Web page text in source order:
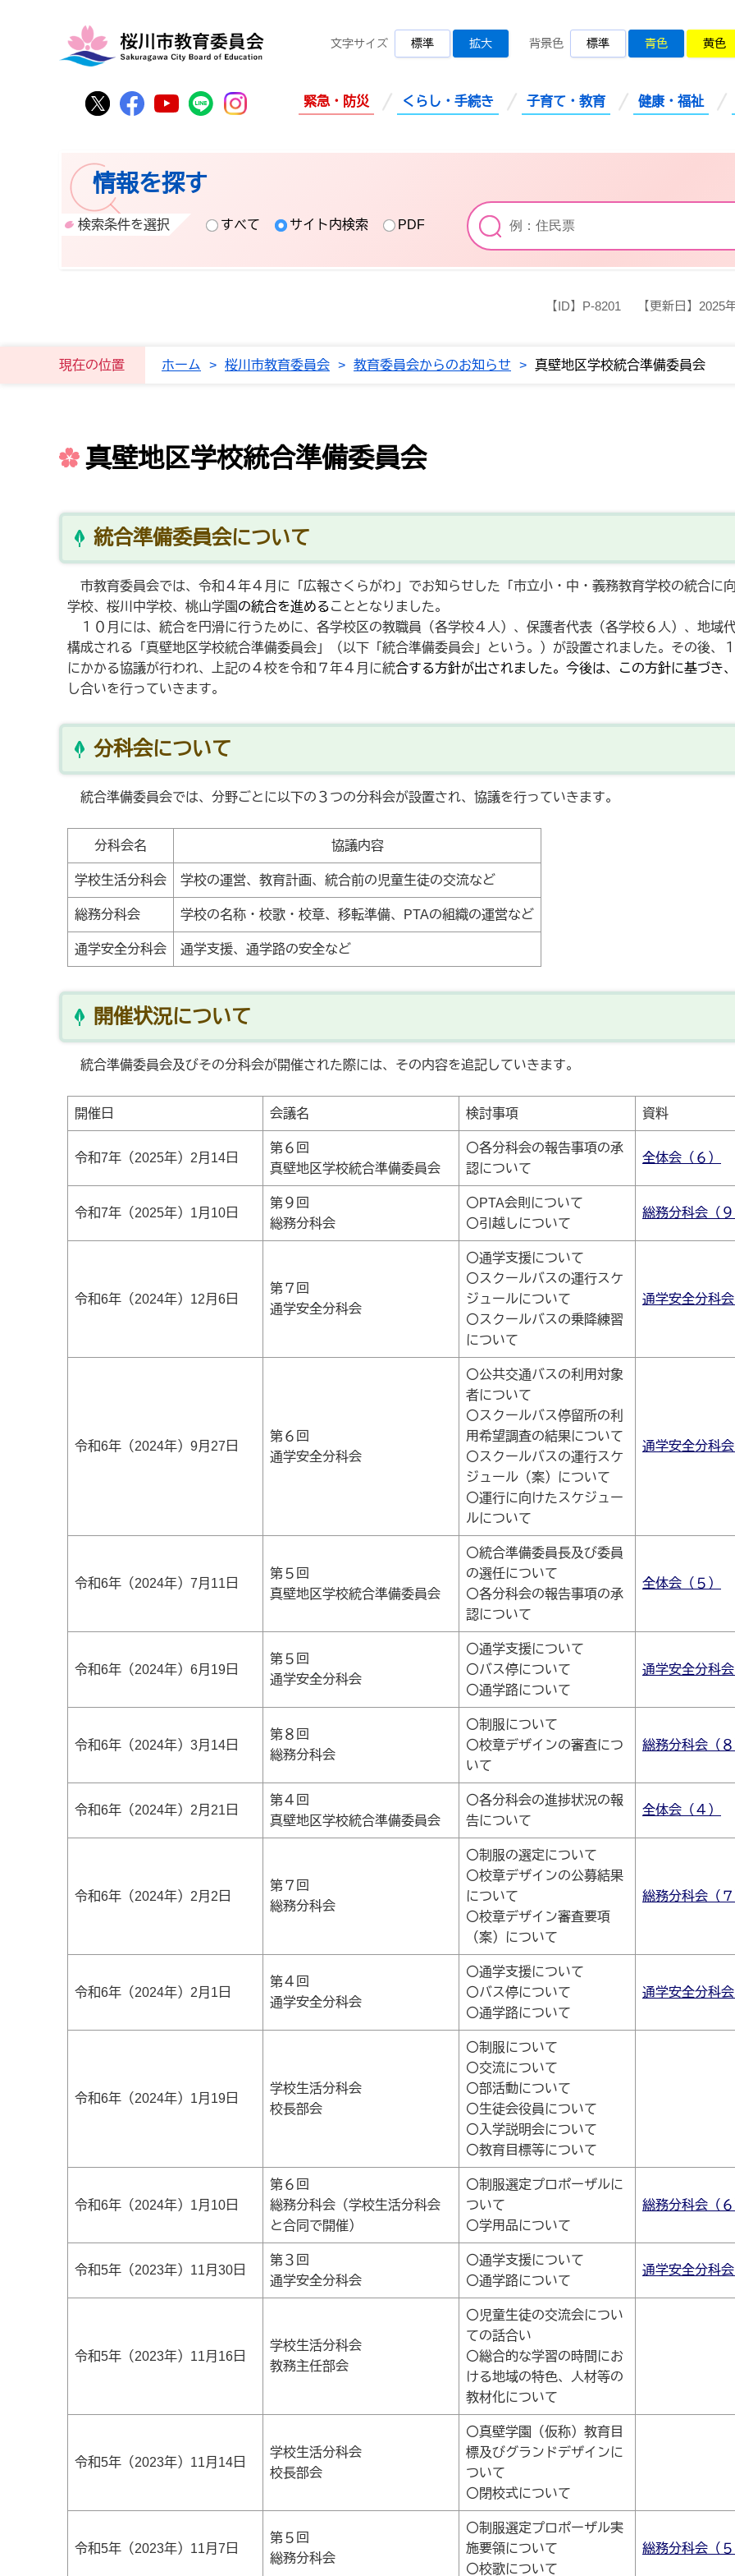
桜川市公式Twitter
桜川市公式Facebook
桜川市公式YouTube
桜川市公式LINE
Instagram
文字サイズ 標準 拡大 背景色 標準 青色 黄色
緊急・防災 くらし・手続き 子育て・教育 健康・福祉
情報を探す
検索条件を選択 すべて サイト内検索 PDF
【ID】 P-8201 【更新日】 2025
現在の位置 ホーム > 桜川市教育委員会 > 教育委員会からのお知らせ > 真壁地区学校統合準備委員会
真壁地区学校統合準備委員会
統合準備委員会について
市教育委員会では、令和４年４月に「広報さくらがわ」でお知らせした「市立小・中・義務教育学校の統合に
学校、桜川中学校、桃山学園の統合を進めることとなりました。
１０月には、統合を円滑に行うために、各学校区の教職員（各学校４人）、保護者代表（各学校６人）、地域
構成される「真壁地区学校統合準備委員会」（以下「統合準備委員会」という。）が設置されました。その後、
にかかる協議が行われ、上記の４校を令和７年４月に統合する方針が出されました。今後は、この方針に基づき
し合いを行っていきます。
分科会について
統合準備委員会では、分野ごとに以下の３つの分科会が設置され、協議を行っていきます。
分科会名 協議内容
学校生活分科会 学校の運営、教育計画、統合前の児童生徒の交流など
総務分科会 学校の名称・校歌・校章、移転準備、PTAの組織の運営など
通学安全分科会 通学支援、通学路の安全など
開催状況について
統合準備委員会及びその分科会が開催された際には、その内容を追記していきます。
開催日 会議名 検討事項 資料
令和7年（2025年）2月14日
第６回
真壁地区学校統合準備委員会
〇各分科会の報告事項の承
認について
全体会（６）
令和7年（2025年）1月10日
第９回
総務分科会
〇PTA会則について
〇引越しについて
総務分科会（９
令和6年（2024年）12月6日
第７回
通学安全分科会
〇通学支援について
〇スクールバスの運行スケ
ジュールについて
〇スクールバスの乗降練習
について
通学安全分科会
令和6年（2024年）9月27日
第６回
通学安全分科会
〇公共交通バスの利用対象
者について
〇スクールバス停留所の利
用希望調査の結果について
〇スクールバスの運行スケ
ジュール（案）について
〇運行に向けたスケジュー
ルについて
通学安全分科会
令和6年（2024年）7月11日
第５回
真壁地区学校統合準備委員会
〇統合準備委員長及び委員
の選任について
〇各分科会の報告事項の承
認について
全体会（５）
令和6年（2024年）6月19日
第５回
通学安全分科会
〇通学支援について
〇バス停について
〇通学路について
通学安全分科会
令和6年（2024年）3月14日
第８回
総務分科会
〇制服について
〇校章デザインの審査につ
いて
総務分科会（８
令和6年（2024年）2月21日
第４回
真壁地区学校統合準備委員会
〇各分科会の進捗状況の報
告について
全体会（４）
令和6年（2024年）2月2日
第７回
総務分科会
〇制服の選定について
〇校章デザインの公募結果
について
〇校章デザイン審査要項
（案）について
総務分科会（７
令和6年（2024年）2月1日
第４回
通学安全分科会
〇通学支援について
〇バス停について
〇通学路について
通学安全分科会
令和6年（2024年）1月19日
学校生活分科会
校長部会
〇制服について
〇交流について
〇部活動について
〇生徒会役員について
〇入学説明会について
〇教育目標等について
令和6年（2024年）1月10日
第６回
総務分科会（学校生活分科会
と合同で開催）
〇制服選定プロポーザルに
ついて
〇学用品について
総務分科会（６
令和5年（2023年）11月30日
第３回
通学安全分科会
〇通学支援について
〇通学路について
通学安全分科会
令和5年（2023年）11月16日
学校生活分科会
教務主任部会
〇児童生徒の交流会につい
ての話合い
〇総合的な学習の時間にお
ける地域の特色、人材等の
教材化について
令和5年（2023年）11月14日
学校生活分科会
校長部会
〇真壁学園（仮称）教育目
標及びグランドデザインに
ついて
〇閉校式について
令和5年（2023年）11月7日
第５回
総務分科会
〇制服選定プロポーザル実
施要領について
〇校歌について
総務分科会（５